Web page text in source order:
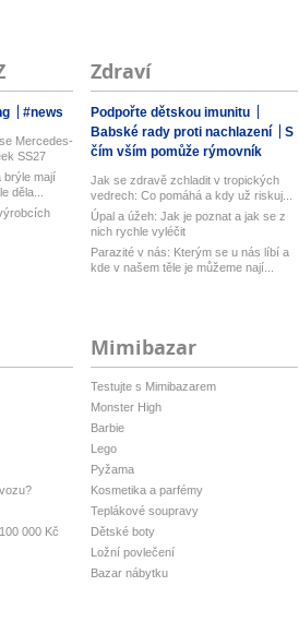
#news
Mercedes-
SS27
brýle mají
děla...
Zdraví
Podpořte dětskou imunitu
Babské rady proti nachlazení
S
čím vším pomůže rýmovník
Jak se zdravě zchladit v tropických
vedrech: Co pomáhá a kdy už riskuj...
Úpal a úžeh: Jak je poznat a jak se z
nich rychle vyléčit
Parazité v nás: Kterým se u nás líbí a
kde v našem těle je můžeme nají...
000 Kč
Mimibazar
Testujte s Mimibazarem
Monster High
Barbie
Lego
Pyžama
Kosmetika a parfémy
Teplákové soupravy
Dětské boty
Ložní povlečení
Bazar nábytku